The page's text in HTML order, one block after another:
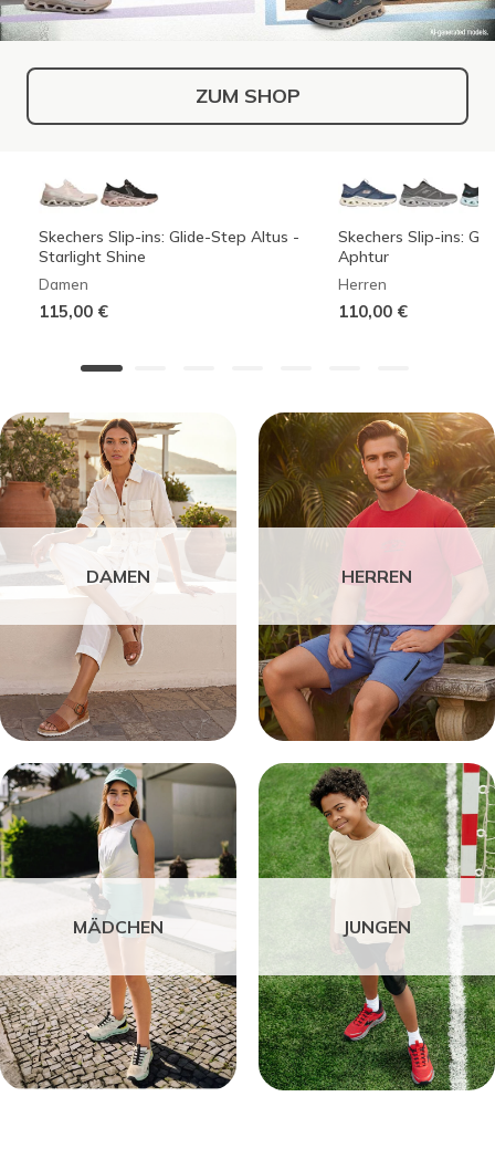
ZUM SHOP
Skechers Slip-ins: Glide-Step Altus -
Starlight Shine
Damen
115,00 €
Skechers Slip-ins:
Aphtur
Herren
110,00 €
DAMEN HERREN
MÄDCHEN JUNGEN